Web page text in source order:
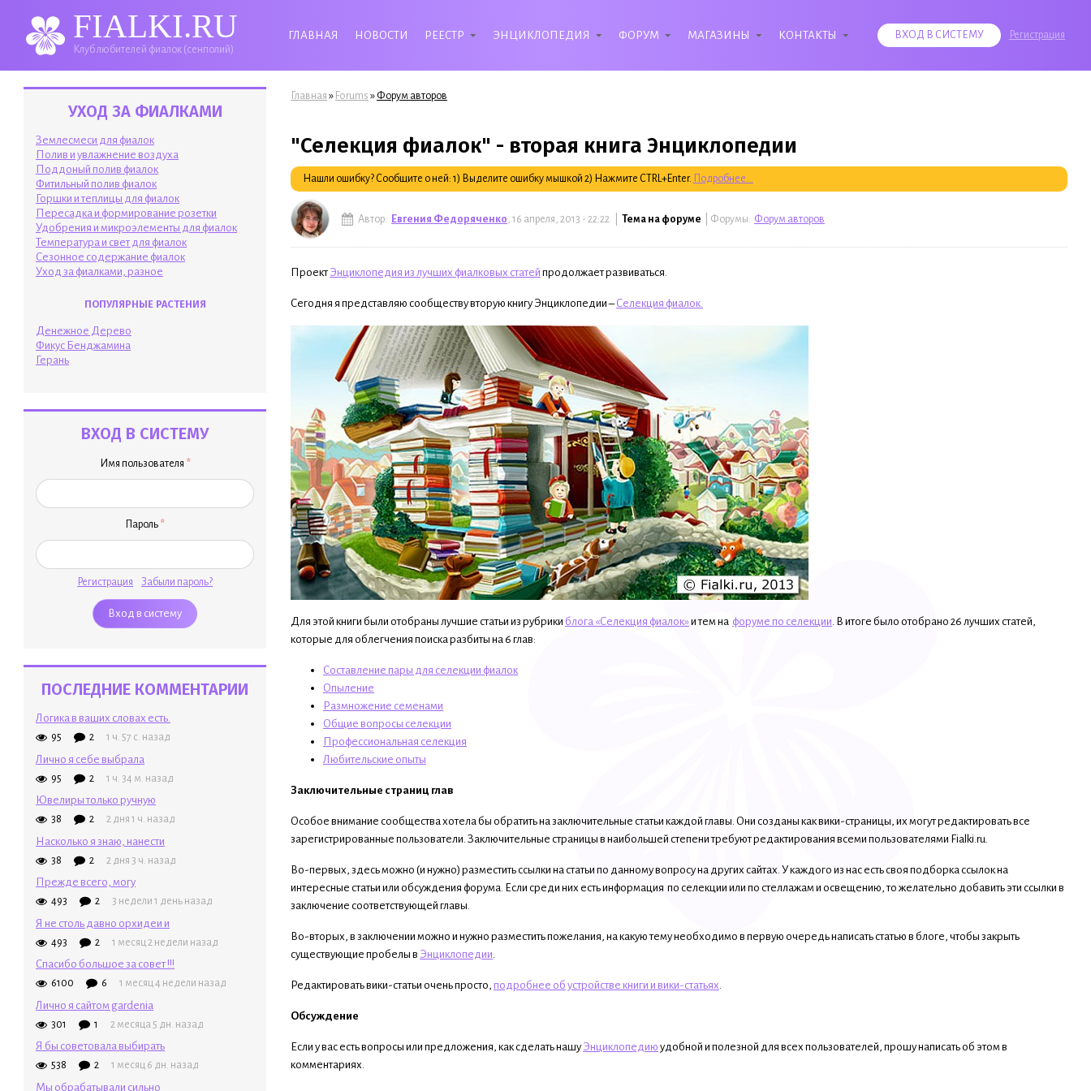
FIALKI.RU
Клуб любителей фиалок (сенполий)
ГЛАВНАЯ НОВОСТИ РЕЕСТР ЭНЦИКЛОПЕДИЯ ФОРУМ МАГАЗИНЫ КОНТАКТЫ ВХОД В СИСТЕМУ Регистрация
УХОД ЗА ФИАЛКАМИ
Землесмеси для фиалок
Полив и увлажнение воздуха
Поддоный полив фиалок
Фитильный полив фиалок
Горшки и теплицы для фиалок
Пересадка и формирование розетки
Удобрения и микроэлементы для фиалок
Температура и свет для фиалок
Сезонное содержание фиалок
Уход за фиалками, разное
ПОПУЛЯРНЫЕ РАСТЕНИЯ
Денежное Дерево
Фикус Бенджамина
Герань
ВХОД В СИСТЕМУ
Имя пользователя *
Пароль *
Регистрация Забыли пароль?
ПОСЛЕДНИЕ КОММЕНТАРИИ
Логика в ваших словах есть.
95 2 1 ч. 57 с. назад
Лично я себе выбрала
95 2 1 ч. 34 м. назад
Ювелиры только ручную
38 2 2 дня 1 ч. назад
Насколько я знаю, нанести
38 2 2 дня 3 ч. назад
Прежде всего, могу
493 2 3 недели 1 день назад
Я не столь давно орхидеи и
493 2 1 месяц 2 недели назад
Спасибо большое за совет !!!
6100 6 1 месяц 4 недели назад
Лично я сайтом gardenia
301 1 2 месяца 5 дн. назад
Я бы советовала выбирать
538 2 1 месяц 6 дн. назад
Мы обрабатывали сильно
Вы здесь
Главная » Forums » Форум авторов
"Селекция фиалок" - вторая книга Энциклопедии
Нашли ошибку? Сообщите о ней: 1) Выделите ошибку мышкой 2) Нажмите CTRL+Enter. Подробнее...
Автор: Евгения Федоряченко , 16 апреля, 2013 - 22:22 | Тема на форуме | Форумы: Форум авторов
ПроектЭнциклопедия из лучших фиалковых статей продолжает развиваться.
Сегодня я представляю сообществу вторую книгу Энциклопедии –Селекция фиалок.
Для этой книги были отобраны лучшие статьи из рубрики блога «Селекция фиалок»и тем на форуме по селекции. В итоге было отобрано 26 лучших статей,
которые для облегчения поиска разбиты на 6 глав:
Составление пары для селекции фиалок
Опыление
Размножение семенами
Общие вопросы селекции
Профессиональная селекция
Любительские опыты
Заключительные страниц глав
Особое внимание сообщества хотела бы обратить на заключительные статьи каждой главы. Они созданы как вики-страницы, их могут редактировать все
зарегистрированные пользователи. Заключительные страницы в наибольшей степени требуют редактирования всеми пользователями Fialki.ru.
Во-первых, здесь можно (и нужно) разместить ссылки на статьи по данному вопросу на других сайтах. У каждого из нас есть своя подборка ссылок на
интересные статьи или обсуждения форума. Если среди них есть информация по селекции или по стеллажам и освещению, то желательно добавить эти ссылки в
заключение соответствующей главы.
Во-вторых, в заключении можно и нужно разместить пожелания, на какую тему необходимо в первую очередь написать статью в блоге, чтобы закрыть
существующие пробелы в Энциклопедии.
Редактировать вики-статьи очень просто, подробнее об устройстве книги и вики-статьях.
Обсуждение
Если у вас есть вопросы или предложения, как сделать нашу Энциклопедию удобной и полезной для всех пользователей, прошу написать об этом в
комментариях.